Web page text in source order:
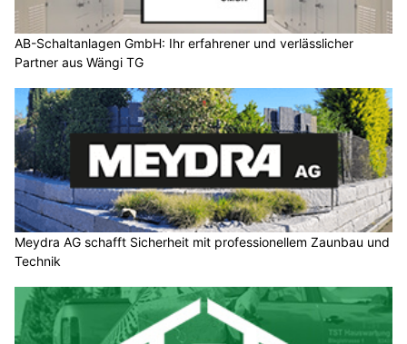
AB-Schaltanlagen GmbH: Ihr erfahrener und verlässlicher
Partner aus Wängi TG
Meydra AG schafft Sicherheit mit professionellem Zaunbau und
Technik